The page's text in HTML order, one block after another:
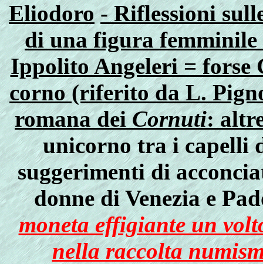
Eliodoro - Riflessioni
di una figura femminile
Ippolito Angeleri = forse
corno (riferito da L.
romana deiCornuti:
unicorno tra i capelli
suggerimenti di
donne di Venezia e
moneta effigiante un
nella raccolta